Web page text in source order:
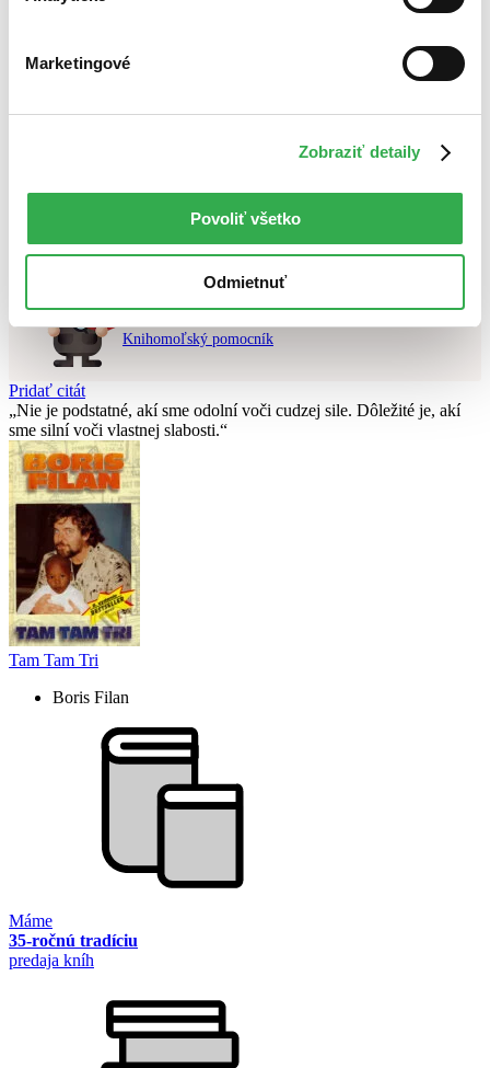
Marketingové
Zobraziť detaily
Povoliť všetko
Odmietnuť
Top hodnotené
Najlacnejšie
Nebol nájdenýžiadny titulvyhovujúci zadaným podmienkam.
Skúste prosím zmeniť vyhľadávaný výraz.
Chcete poradiť knihu?
Knihomoľský pomocník
Pridať citát
Nie je podstatné, akí sme odolní voči cudzej sile. Dôležité je, akí
sme silní voči vlastnej slabosti.
Tam Tam Tri
Boris Filan
Máme
35-ročnú tradíciu
predaja kníh